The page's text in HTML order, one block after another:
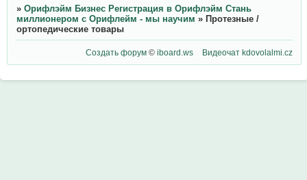
» Орифлэйм Бизнес Регистрация в Орифлэйм Стань
миллионером с Орифлейм - мы научим » Протезные /
ортопедические товары
Создать форум ©iboard.ws Видеочат kdovolalmi.cz